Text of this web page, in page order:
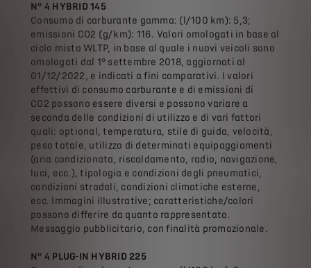
N° 4 HYBRID 145
Consumo di carburante gamma: (l/100 km): 5,3;
emissioni CO2 (g/km): 116. Valori omologati in base al
ciclo misto WLTP, in base al quale i nuovi veicoli sono
omologati dal 1° settembre 2018, aggiornati al
01/12/2022, e indicati a fini comparativi. I valori
effettivi di consumo carburante e di emissioni di
CO2 possono essere diversi e possono variare a
seconda delle condizioni di utilizzo e di vari fattori
quali: optional, temperatura, stile di guida, velocità,
peso totale, utilizzo di determinati equipaggiamenti
(aria condizionata, riscaldamento, radio, navigazione,
luci, ecc.), tipologia e condizioni degli pneumatici,
condizioni stradali, condizioni climatiche esterne,
ecc. Immagini illustrative; caratteristiche/colori
possono differire da quanto rappresentato.
Messaggio pubblicitario, con finalità promozionale.
N° 4 PLUG-IN HYBRID 225